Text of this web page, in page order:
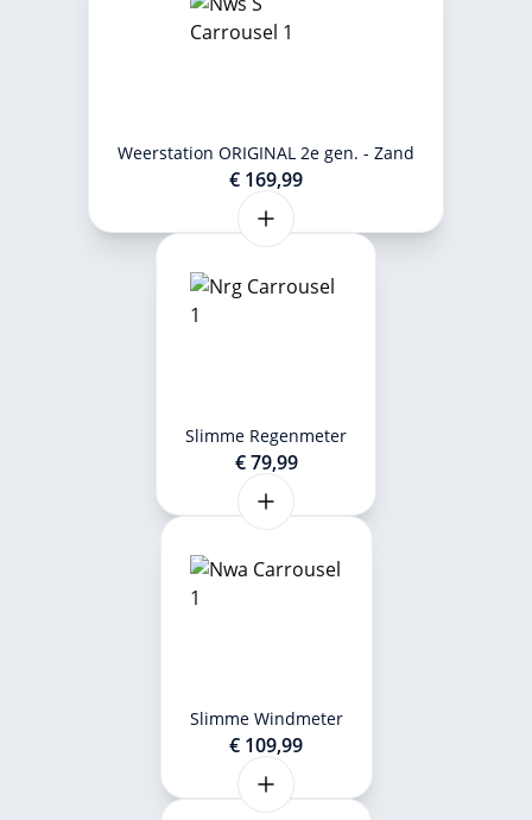
Weerstation ORIGINAL 2e gen. - Zand
€ 169,99
Slimme Regenmeter
€ 79,99
Slimme Windmeter
€ 109,99